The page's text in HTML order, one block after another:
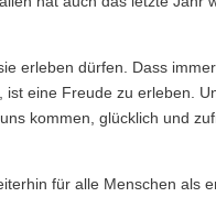
erleben dürfen. Dass
eine Freude zu erleben.
kommen, glücklich und
für alle Menschen als